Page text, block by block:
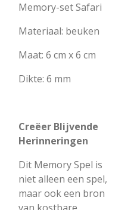
Memory-set Safari
Materiaal: beuken
Maat: 6 cm x 6 cm
Dikte: 6 mm
Creëer Blijvende
Herinneringen
Dit Memory Spel is
niet alleen een spel,
maar ook een bron